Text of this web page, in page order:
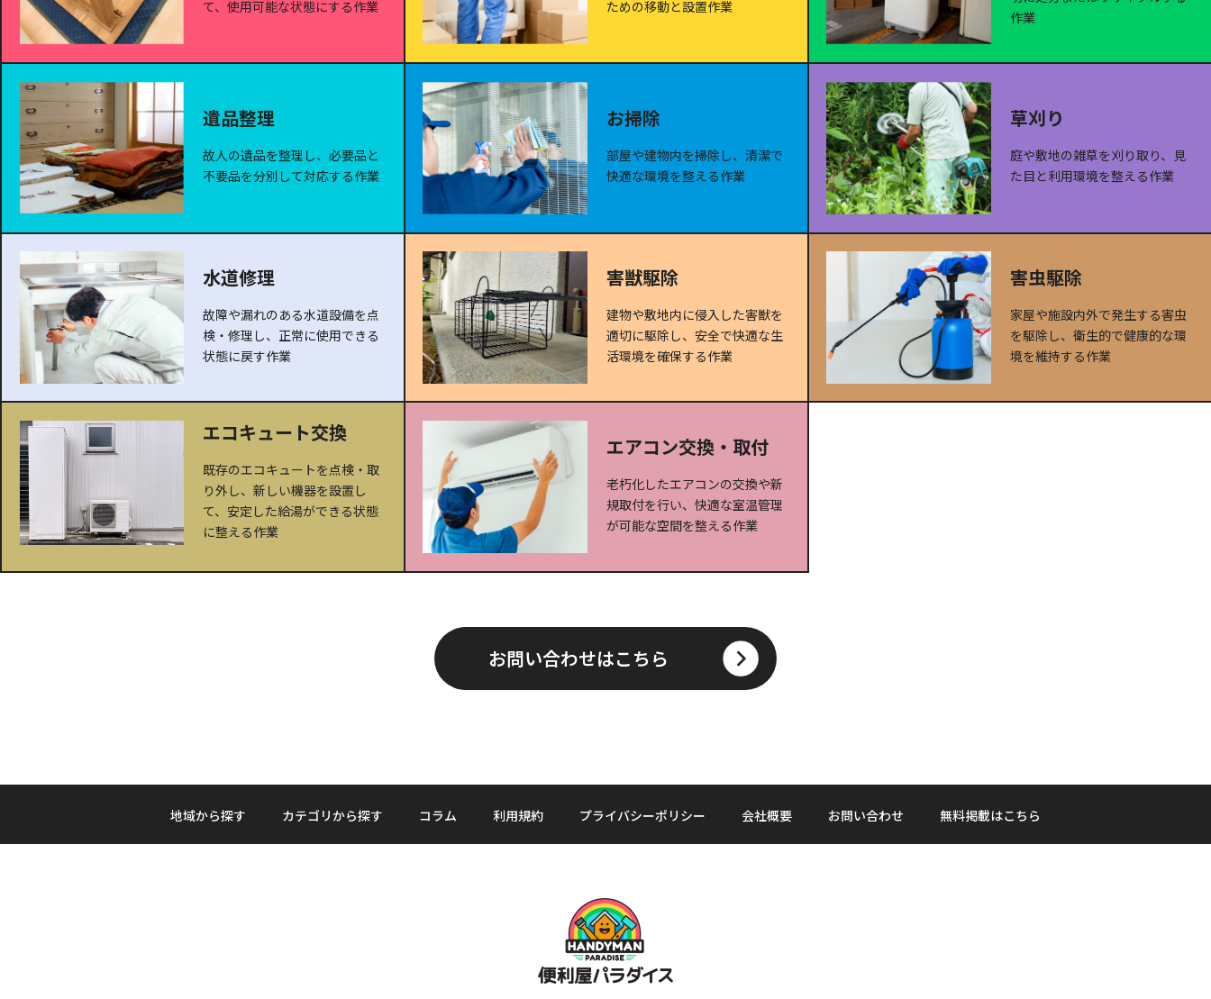
て、使用可能な状態にする作業
ための移動と設置作業
作業
遺品整理
故人の遺品を整理し、必要品と
不要品を分別して対応する作業
お掃除
部屋や建物内を掃除し、清潔で
快適な環境を整える作業
草刈り
庭や敷地の雑草を刈り取り、見
た目と利用環境を整える作業
水道修理
故障や漏れのある水道設備を点
検・修理し、正常に使用できる
状態に戻す作業
害獣駆除
建物や敷地内に侵入した害獣を
適切に駆除し、安全で快適な生
活環境を確保する作業
害虫駆除
家屋や施設内外で発生する害虫
を駆除し、衛生的で健康的な環
境を維持する作業
エコキュート交換
既存のエコキュートを点検・取
り外し、新しい機器を設置し
て、安定した給湯ができる状態
に整える作業
エアコン交換・取付
老朽化したエアコンの交換や新
規取付を行い、快適な室温管理
が可能な空間を整える作業
お問い合わせはこちら
地域から探す カテゴリから探す コラム 利用規約 プライバシーポリシー 会社概要 お問い合わせ 無料掲載はこちら